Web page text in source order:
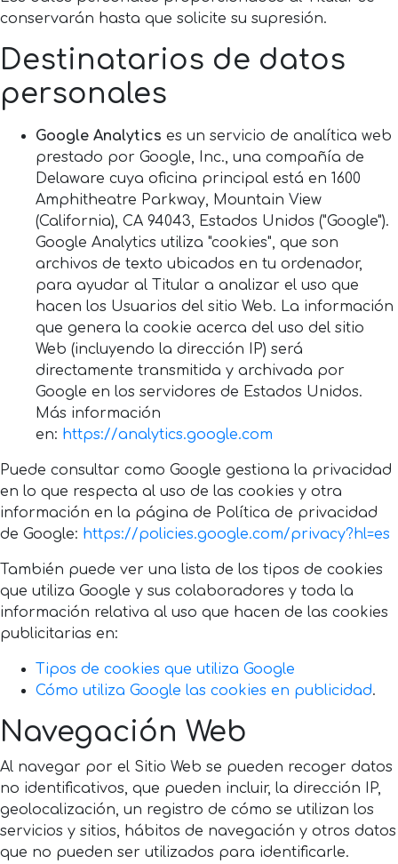
conservarán hasta que solicite su supresión.
Destinatarios de datos
personales
Google Analytics es un servicio de analítica web
prestado por Google, Inc., una compañía de
Delaware cuya oficina principal está en 1600
Amphitheatre Parkway, Mountain View
(California), CA 94043, Estados Unidos ("Google").
Google Analytics utiliza "cookies", que son
archivos de texto ubicados en tu ordenador,
para ayudar al Titular a analizar el uso que
hacen los Usuarios del sitio Web. La información
que genera la cookie acerca del uso del sitio
Web (incluyendo la dirección IP) será
directamente transmitida y archivada por
Google en los servidores de Estados Unidos.
Más información
en: https://analytics.google.com
Puede consultar como Google gestiona la privacidad
en lo que respecta al uso de las cookies y otra
información en la página de Política de privacidad
de Google: https://policies.google.com/privacy?hl=es
También puede ver una lista de los tipos de cookies
que utiliza Google y sus colaboradores y toda la
información relativa al uso que hacen de las cookies
publicitarias en:
Tipos de cookies que utiliza Google
Cómo utiliza Google las cookies en publicidad.
Navegación Web
Al navegar por el Sitio Web se pueden recoger datos
no identificativos, que pueden incluir, la dirección IP,
geolocalización, un registro de cómo se utilizan los
servicios y sitios, hábitos de navegación y otros datos
que no pueden ser utilizados para identificarle.